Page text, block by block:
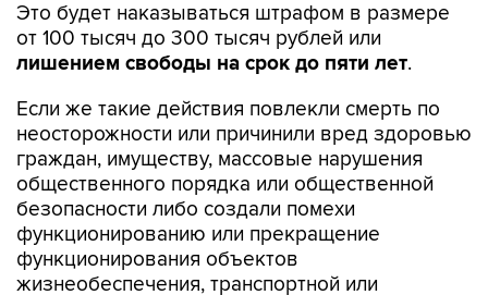
Это будет наказываться штрафом в размере
от 100 тысяч до 300 тысяч рублей или
лишением свободы на срок до пяти лет.
Если же такие действия повлекли смерть по
неосторожности или причинили вред здоровью
граждан, имуществу, массовые нарушения
общественного порядка или общественной
безопасности либо создали помехи
функционированию или прекращение
функционирования объектов
жизнеобеспечения, транспортной или